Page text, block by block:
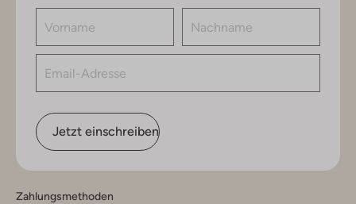
Jetzt einschreiben
Zahlungsmethoden